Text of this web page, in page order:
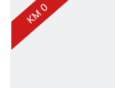
KM 0